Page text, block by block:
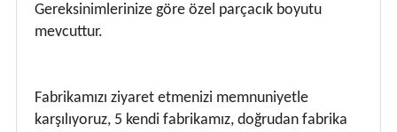
Gereksinimlerinize göre özel parçacık boyutu
mevcuttur.
Fabrikamızı ziyaret etmenizi memnuniyetle
karşılıyoruz, 5 kendi fabrikamız, doğrudan fabrika